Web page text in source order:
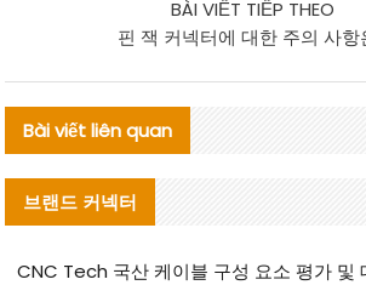
BÀI VIẾT TIẾP THEO
핀 잭 커넥터에 대한 주의 사항
Bài viết liên quan
브랜드 커넥터